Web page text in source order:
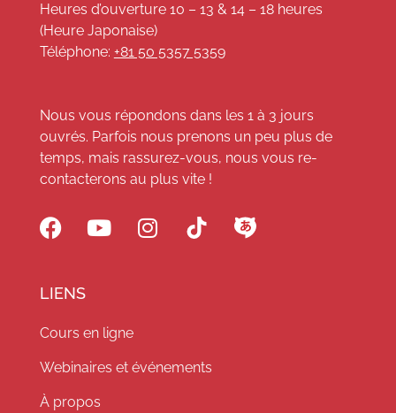
Heures d’ouverture 10 – 13 & 14 – 18 heures
(Heure Japonaise)
Téléphone: +81 50 5357 5359
Nous vous répondons dans les 1 à 3 jours
ouvrés. Parfois nous prenons un peu plus de
temps, mais rassurez-vous, nous vous re-
contacterons au plus vite !
LIENS
Cours en ligne
Webinaires et événements
À propos